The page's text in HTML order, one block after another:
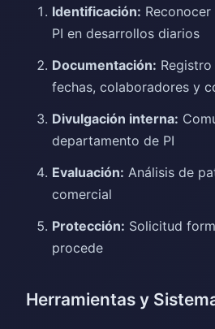
Identificación:
PI en desarrollos diarios
Documentación:
fechas, colaboradores y
Divulgación interna:
departamento de PI
Evaluación: Análisis de
comercial
Protección: Solicitud
procede
Herramientas y